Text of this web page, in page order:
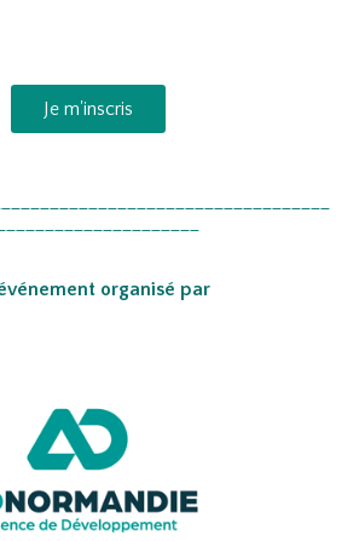
Je m'inscris
organisé par